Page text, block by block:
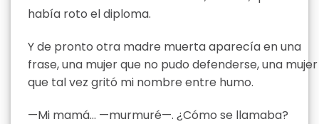
había roto el diploma.
Y de pronto otra madre muerta aparecía en una
frase, una mujer que no pudo defenderse, una mujer
que tal vez gritó mi nombre entre humo.
—Mi mamá… —murmuré—. ¿Cómo se llamaba?